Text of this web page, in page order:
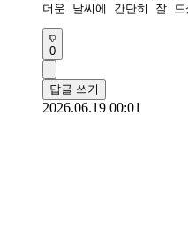
더운 날씨에 간단히 잘 드
0
답글 쓰기
2026.06.19 00:01